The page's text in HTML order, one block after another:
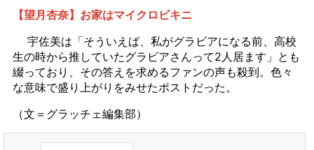
【望月杏奈】お家はマイクロビキニ
宇佐美は「そういえば、私がグラビアになる前、高校
生の時から推していたグラビアさんって2人居ます」とも
綴っており、その答えを求めるファンの声も殺到。色々
な意味で盛り上がりをみせたポストだった。
（文＝グラッチェ編集部）